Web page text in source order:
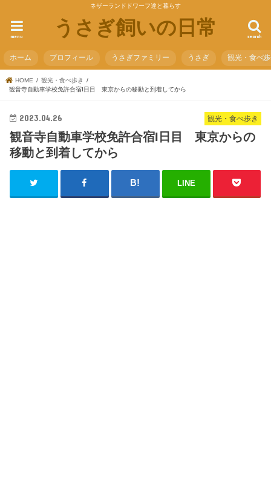
ネザーランドドワーフ達と暮らす
うさぎ飼いの日常 search
menu
ホーム プロフィール うさぎファミリー うさぎ 観光・食べ
HOME
観光・食べ歩き
観音寺自動車学校免許合宿I日目 東京からの移動と到着してから
観光・食べ歩き
2023.04.26
観音寺自動車学校免許合宿I日目 東京からの
移動と到着してから
LINE